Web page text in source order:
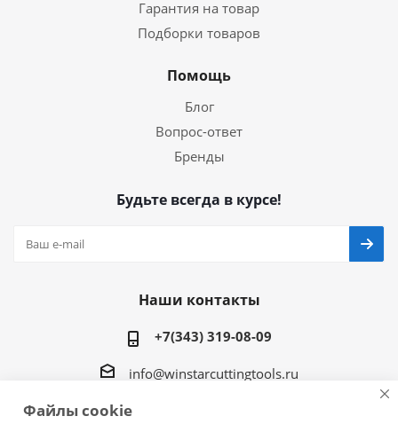
Гарантия на товар
Подборки товаров
Помощь
Блог
Вопрос-ответ
Бренды
Будьте всегда в курсе!
Наши контакты
+7(343) 319-08-09
info@winstarcuttingtools.ru
г.Екатеринбург ул. Фурманова 109, офис 604
Файлы cookie